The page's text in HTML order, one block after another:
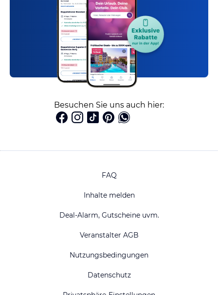
Besuchen Sie uns auch hier:
FAQ
Inhalte melden
Deal-Alarm, Gutscheine uvm.
Veranstalter AGB
Nutzungsbedingungen
Datenschutz